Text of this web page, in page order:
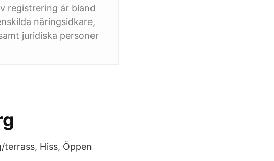
registrering är bland
näringsidkare,
juridiska personer
Hiss, Öppen